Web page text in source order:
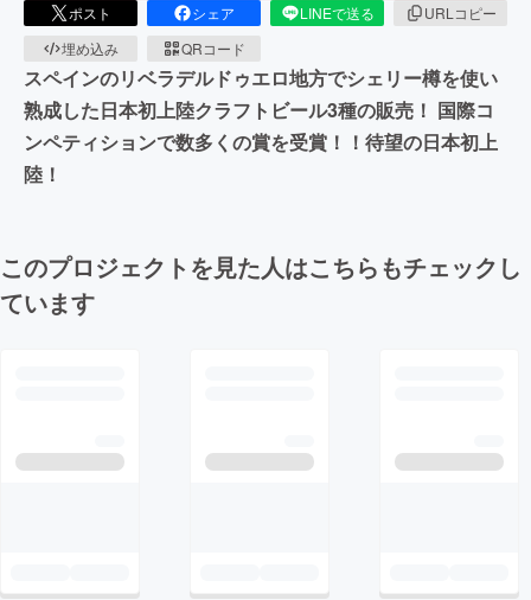
ポスト シェア LINEで送る
URLコピー
埋め込み
QRコード
スペインのリベラデルドゥエロ地方でシェリー樽を使い
熟成した日本初上陸クラフトビール3種の販売！ 国際コ
ンペティションで数多くの賞を受賞！！待望の日本初上
陸！
このプロジェクトを見た人はこちらもチェックし
ています